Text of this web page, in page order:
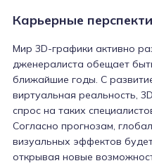
Карьерные
Мир 3D-графики активно
дженералиста обещает
ближайшие годы. С
виртуальная реальность,
спрос на таких
Согласно прогнозам,
визуальных эффектов
открывая новые